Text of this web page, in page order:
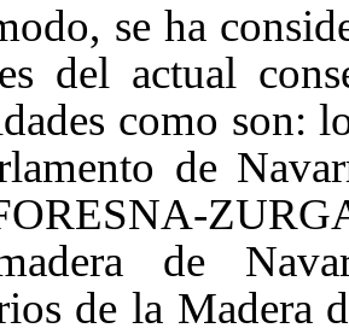
se ha
del actual
como son:
de
de
de la Madera